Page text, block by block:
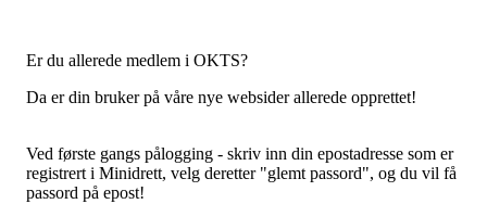
Er du allerede medlem i OKTS?
Da er din bruker på våre nye websider allerede opprettet!
Ved første gangs pålogging - skriv inn din epostadresse som er
registrert i Minidrett, velg deretter "glemt passord", og du vil få
passord på epost!